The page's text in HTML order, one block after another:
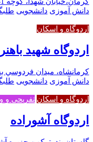
دانش آموزی دانشجویی
اردوگاه و اسکان
اردوگاه شهید باهنر
کرمانشاه، ميدان فردوسي
دانش آموزی دانشجویی
اردوگاه و اسکان تفریحی و
اردوگاه آشوراده